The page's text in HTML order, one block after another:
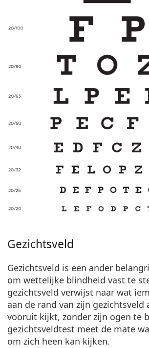
Gezichtsveld
Gezichtsveld is een ander
om wettelijke blindheid vast te
gezichtsveld verwijst naar wat
aan de rand van zijn gezichtsveld
vooruit kijkt, zonder zijn ogen te
gezichtsveldtest meet de mate
om zich heen kan kijken.